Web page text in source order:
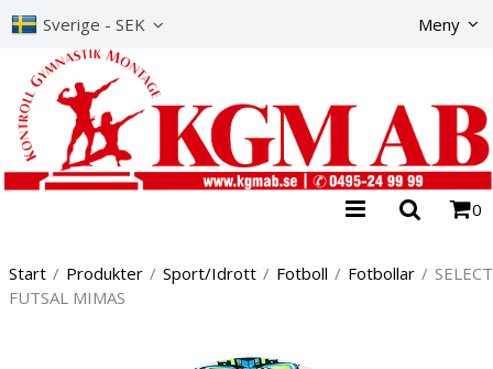
Sverige - SEK Meny
0
Start / Produkter / Sport/Idrott / Fotboll / Fotbollar / SELECT
FUTSAL MIMAS